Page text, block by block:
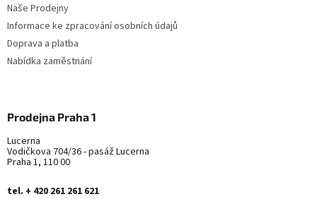
Naše Prodejny
Informace ke zpracování osobních údajů
Doprava a platba
Nabídka zaměstnání
Prodejna Praha 1
Lucerna
Vodičkova 704/36 - pasáž Lucerna
Praha 1, 110 00
tel. + 420 261 261 621